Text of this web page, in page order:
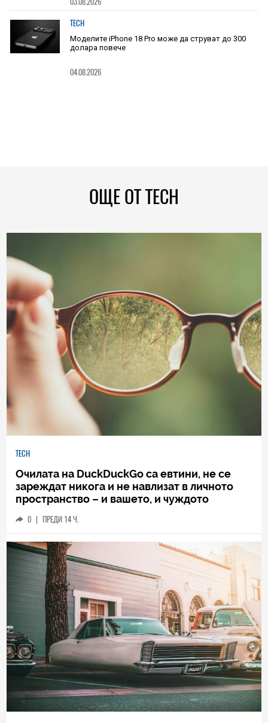
TECH
Моделите iPhone 18 Pro може да струват до 300
долара повече
04.08.2026
ОЩЕ ОТ TECH
TECH
Очилата на DuckDuckGo са евтини, не се
зареждат никога и не навлизат в личното
пространство – и вашето, и чуждото
0 | ПРЕДИ 14 Ч.